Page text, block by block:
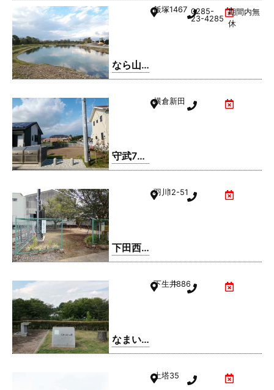
なら山
沼漁場
飯塚1467 0285-
23-4285
期間内無
休
守武7号
公園
横倉新田
下田西3
号公園
羽川12-51
なまい
ふるさ
下生井1886
土塔35